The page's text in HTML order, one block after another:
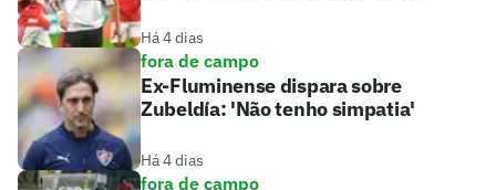
Há 4 dias
fora de campo
Ex-Fluminense dispara sobre
Zubeldía: 'Não tenho simpatia'
Há 4 dias
fora de campo